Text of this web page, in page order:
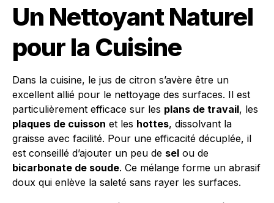
Un Nettoyant Naturel
pour la Cuisine
Dans la cuisine, le jus de citron s’avère être un
excellent allié pour le nettoyage des surfaces. Il est
particulièrement efficace sur les plans de travail, les
plaques de cuisson et les hottes, dissolvant la
graisse avec facilité. Pour une efficacité décuplée, il
est conseillé d’ajouter un peu de sel ou de
bicarbonate de soude. Ce mélange forme un abrasif
doux qui enlève la saleté sans rayer les surfaces.